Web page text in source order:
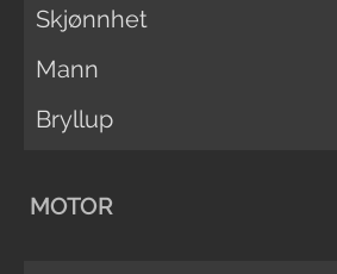
Skjønnhet
Mann
Bryllup
MOTOR